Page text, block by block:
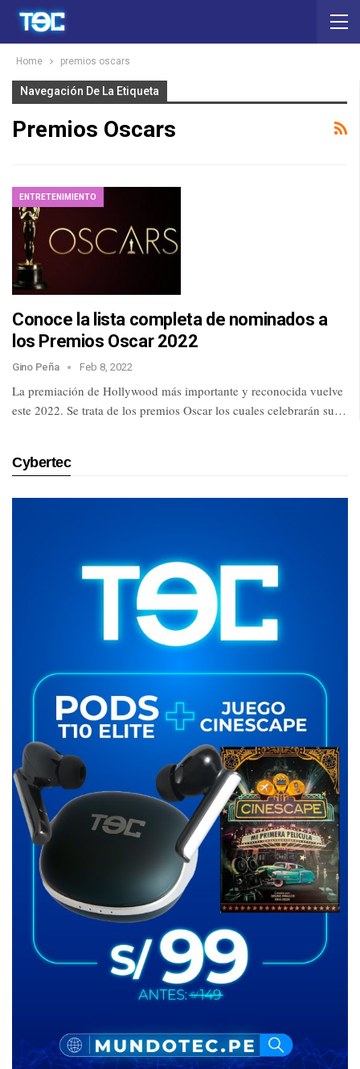
Home premios oscars
Navegación De La Etiqueta
Premios Oscars
ENTRETENIMIENTO
Conoce la lista completa de nominados a
los Premios Oscar 2022
Gino Peña Feb 8, 2022
La premiación de Hollywood más importante y reconocida vuelve
este 2022. Se trata de los premios Oscar los cuales celebrarán su…
Cybertec